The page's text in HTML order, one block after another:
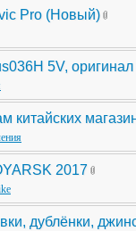
Pro (Новый)
5V, оригинал
китайских
2017
дублёнки,